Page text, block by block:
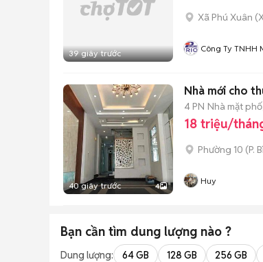
39 giây trước
Xã Phú Xuân (
Công Ty TNHH
40 giây trước 4
Nhà mới cho
4 PN Nhà mặt
18 triệu/
Phường 10 (P.
Huy
Bạn cần tìm dung lượng nào ?
Dung lượng: 64 GB 128 GB 256 GB